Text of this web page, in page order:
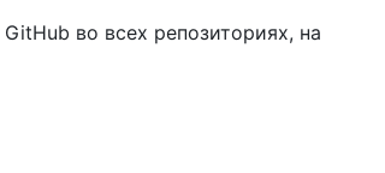
во всех репозиториях, на